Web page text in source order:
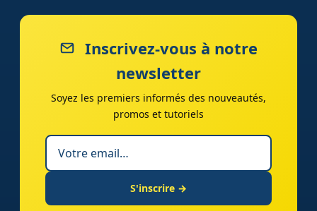
Inscrivez-vous à notre
newsletter
Soyez les premiers informés des nouveautés,
promos et tutoriels
S'inscrire →